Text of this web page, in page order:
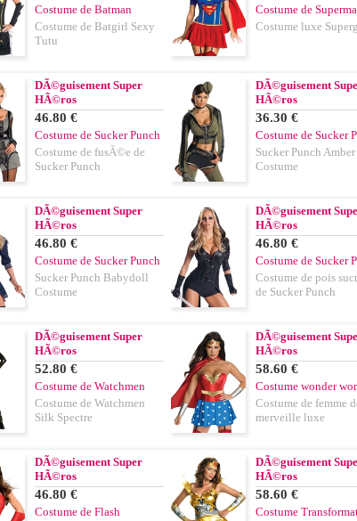
Costume de Batman
Costume de Batgirl Sexy
Tutu
Costume de
Costume luxe
DÃ©guisement Super
HÃ©ros
46.80 €
Costume de Sucker Punch
Costume de fusÃ©e de
Sucker Punch
DÃ©guisement
HÃ©ros
36.30 €
Costume de Sucker
Sucker Punch Amber
Costume
DÃ©guisement Super
HÃ©ros
46.80 €
Costume de Sucker Punch
Sucker Punch Babydoll
Costume
DÃ©guisement
HÃ©ros
46.80 €
Costume de Sucker
Costume de pois
de Sucker Punch
DÃ©guisement Super
HÃ©ros
52.80 €
Costume de Watchmen
Costume de Watchmen
Silk Spectre
DÃ©guisement
HÃ©ros
58.60 €
Costume wonder
Costume de femme
merveille luxe
DÃ©guisement Super
HÃ©ros
46.80 €
Costume de Flash
DÃ©guisement
HÃ©ros
58.60 €
Costume